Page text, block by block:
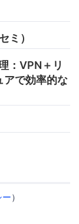
ミ）
：VPN＋リ
アで効率的な
ー）